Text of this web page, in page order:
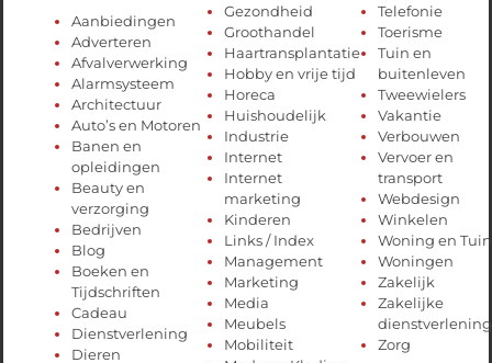
Aanbiedingen
Adverteren
Afvalverwerking
Alarmsysteem
Architectuur
Auto’s en Motoren
Banen en
opleidingen
Beauty en
verzorging
Bedrijven
Blog
Boeken en
Tijdschriften
Cadeau
Dienstverlening
Dieren
Gezondheid
Groothandel
Haartransplantatie
Hobby en vrije tijd
Horeca
Huishoudelijk
Industrie
Internet
Internet
marketing
Kinderen
Links / Index
Management
Marketing
Media
Meubels
Mobiliteit
Telefonie
Toerisme
Tuin en
buitenleven
Tweewielers
Vakantie
Verbouwen
Vervoer en
transport
Webdesign
Winkelen
Woning en Tuin
Woningen
Zakelijk
Zakelijke
dienstverlening
Zorg